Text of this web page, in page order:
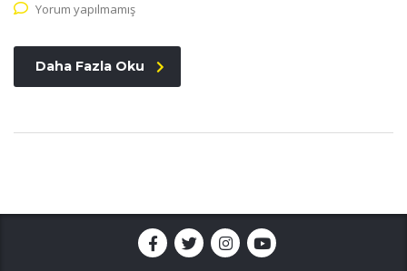
Yorum yapılmamış
Daha Fazla Oku